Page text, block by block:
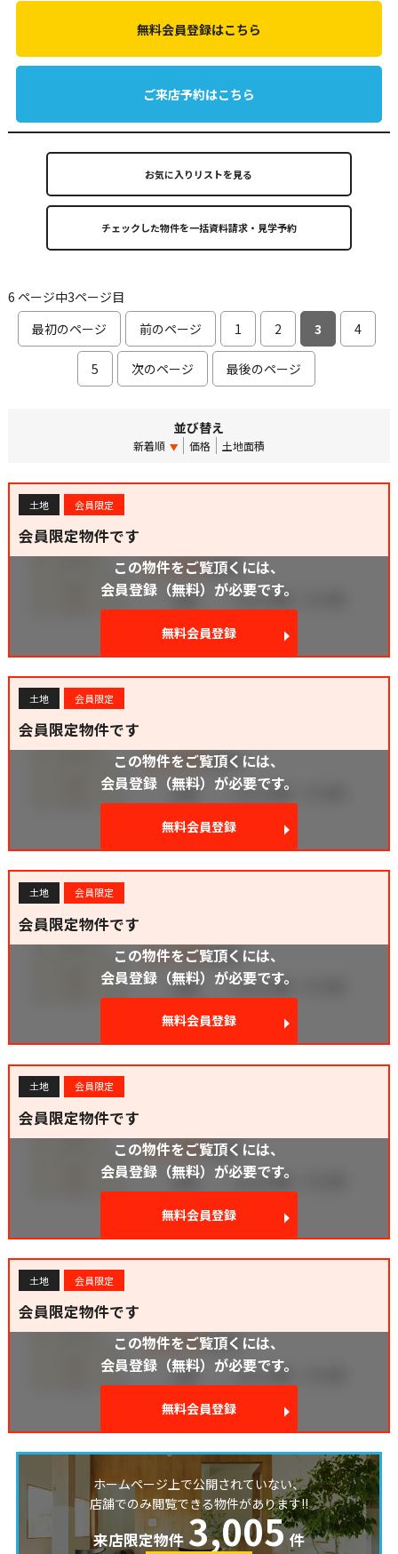
無料会員登録はこちら
ご来店予約はこちら
お気に入りリストを見る
6 ページ中3ページ目
最初のページ
前のページ 1 2 3 4
5 次のページ 最後のページ
並び替え
新着順 価格 土地面積
土地 会員限定
会員限定物件です
この物件をご覧頂くには、
会員登録（無料）が必要です。
無料会員登録
土地 会員限定
会員限定物件です
この物件をご覧頂くには、
会員登録（無料）が必要です。
無料会員登録
土地 会員限定
会員限定物件です
この物件をご覧頂くには、
会員登録（無料）が必要です。
無料会員登録
土地 会員限定
会員限定物件です
この物件をご覧頂くには、
会員登録（無料）が必要です。
無料会員登録
土地 会員限定
会員限定物件です
この物件をご覧頂くには、
会員登録（無料）が必要です。
無料会員登録
ホームページ上で公開されていない、
店舗でのみ閲覧できる物件があります!!
来店限定物件 3,005 件